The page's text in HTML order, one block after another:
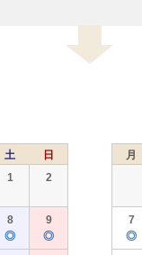
土
日
1
2
8
◎
9
◎
月
7
◎